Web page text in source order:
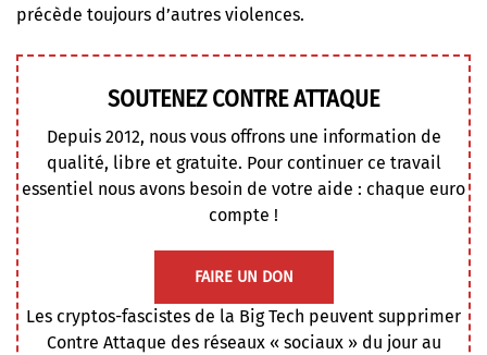
précède toujours d’autres violences.
SOUTENEZ CONTRE ATTAQUE
Depuis 2012, nous vous offrons une information de
qualité, libre et gratuite. Pour continuer ce travail
essentiel nous avons besoin de votre aide : chaque euro
compte !
FAIRE UN DON
Les cryptos-fascistes de la Big Tech peuvent supprimer
Contre Attaque des réseaux « sociaux » du jour au